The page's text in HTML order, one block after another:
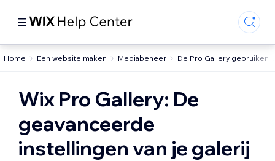
Home Een website maken Mediabeheer De Pro Gallery gebruiken
Wix Pro Gallery: De
geavanceerde
instellingen van je galerij